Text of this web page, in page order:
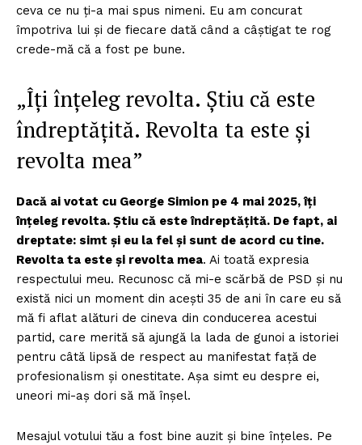
ceva ce nu ți-a mai spus nimeni. Eu am concurat
împotriva lui și de fiecare dată când a câștigat te rog
crede-mă că a fost pe bune.
„Îți înțeleg revolta. Știu că este
îndreptățită. Revolta ta este și
revolta mea”
Dacă ai votat cu George Simion pe 4 mai 2025, îți
înțeleg revolta. Știu că este îndreptățită. De fapt, ai
dreptate: simt și eu la fel și sunt de acord cu tine.
Revolta ta este și revolta mea. Ai toată expresia
respectului meu. Recunosc că mi-e scărbă de PSD și nu
există nici un moment din acești 35 de ani în care eu să
mă fi aflat alături de cineva din conducerea acestui
partid, care merită să ajungă la lada de gunoi a istoriei
pentru câtă lipsă de respect au manifestat față de
profesionalism și onestitate. Așa simt eu despre ei,
uneori mi-aș dori să mă înșel.
Mesajul votului tău a fost bine auzit și bine înțeles. Pe